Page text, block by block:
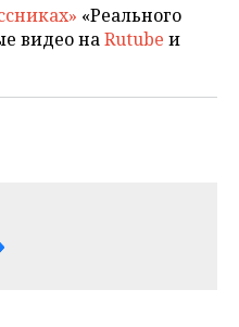
«Реального
видео наRutube и